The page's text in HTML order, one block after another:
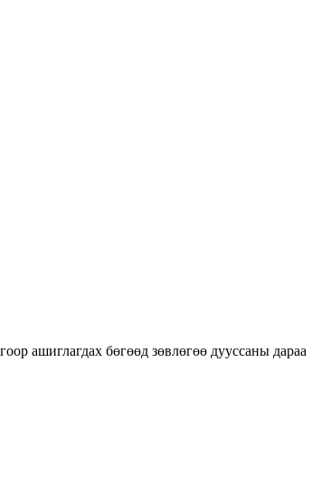
ашиглагдах бөгөөд зөвлөгөө дууссаны дараа